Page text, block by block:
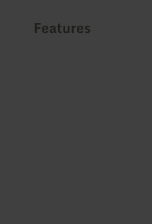
Features